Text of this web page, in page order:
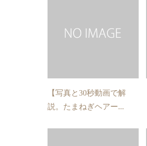
【写真と30秒動画で解
説。たまねぎヘアー...